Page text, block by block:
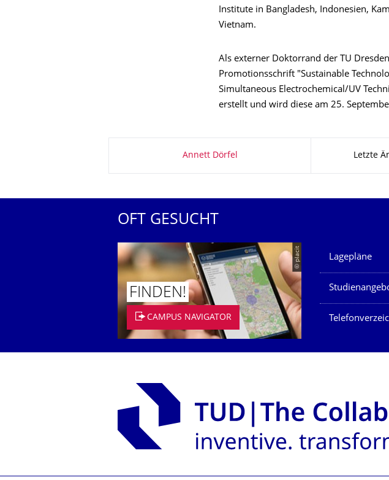
Institute in Bangladesh, Indonesien,
Vietnam.
Als externer Doktorrand der TU
Promotionsschrift "Sustainable
Simultaneous Electrochemical/UV
erstellt und wird diese am 25.
Annett Dörfel Letzte
OFT GESUCHT
© placit
FINDEN!
CAMPUS NAVIGATOR
Unsere
Lagepläne